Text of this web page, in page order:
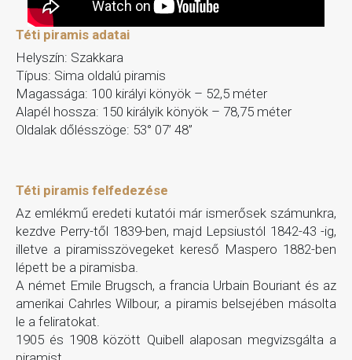
Téti piramis adatai
Helyszín: Szakkara
Típus: Sima oldalú piramis
Magassága: 100 királyi könyök – 52,5 méter
Alapél hossza: 150 királyik könyök – 78,75 méter
Oldalak dőlésszöge: 53° 07’ 48”
Téti piramis felfedezése
Az emlékmű eredeti kutatói már ismerősek számunkra,
kezdve Perry-től 1839-ben, majd Lepsiustól 1842-43 -ig,
illetve a piramisszövegeket kereső Maspero 1882-ben
lépett be a piramisba.
A német Emile Brugsch, a francia Urbain Bouriant és az
amerikai Cahrles Wilbour, a piramis belsejében másolta
le a feliratokat.
1905 és 1908 között Quibell alaposan megvizsgálta a